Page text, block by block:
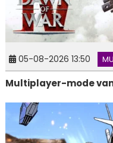
05-08-2026 13:50
Multiplayer-mode